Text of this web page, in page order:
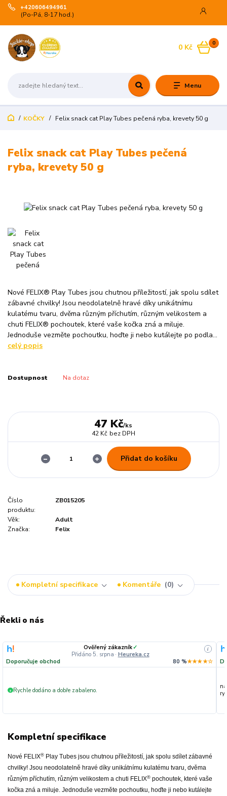
Menu
+420606494961
(Po-Pá, 8-17 hod.)
0
0 Kč
KOČKY Felix snack cat Play Tubes pečená ryba, krevety 50 g
Felix snack cat Play Tubes pečená
ryba, krevety 50 g
Nové FELIX® Play Tubes jsou chutnou příležitostí, jak spolu sdílet
zábavné chvilky! Jsou neodolatelně hravé díky unikátnímu
kulatému tvaru, dvěma různým příchutím, různým velikostem a
chuti FELIX® pochoutek, které vaše kočka zná a miluje.
Jednoduše vezměte pochoutku, hoďte ji nebo kutálejte po podla...
celý popis
Dostupnost Na dotaz
47 Kč/ks
42 Kč bez DPH
Přidat do košíku
Číslo
produktu:
ZB015205
Věk:
Adult
Značka:
Felix
Kompletní specifikace Komentáře 0
Řekli o nás
Ověřený zákazník✓
Přidáno 5. srpna · Heureka.cz
i
Doporučuje obchod 80 %★★★★☆
+ Rychle dodáno a dobře zabaleno.
Kompletní specifikace
Nové FELIX® Play Tubes jsou chutnou příležitostí, jak spolu sdílet zábavné
chvilky! Jsou neodolatelně hravé díky unikátnímu kulatému tvaru, dvěma
různým příchutím, různým velikostem a chuti FELIX® pochoutek, které vaše
kočka zná a miluje. Jednoduše vezměte pochoutku, hoďte ji nebo kutálejte